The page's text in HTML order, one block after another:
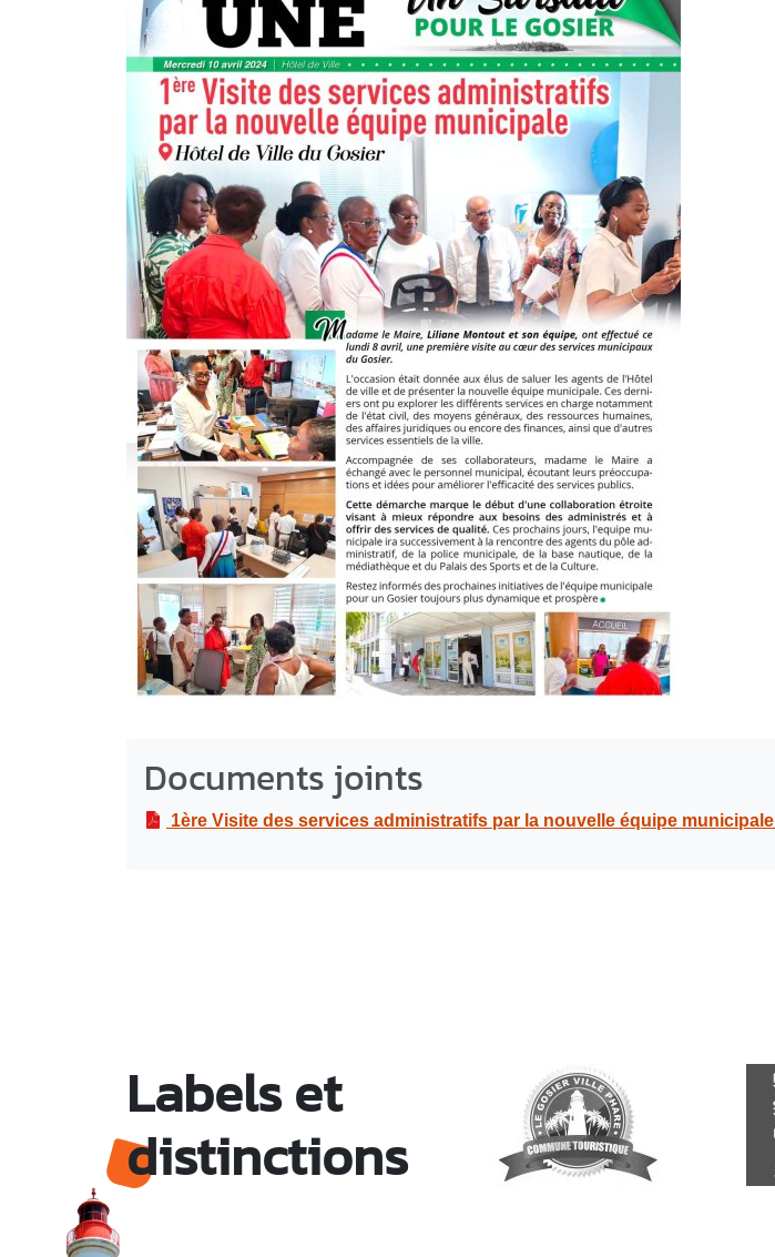
Documents joints
1ère Visite des services administratifs par la nouvelle équipe municipale
Labels et
distinctions